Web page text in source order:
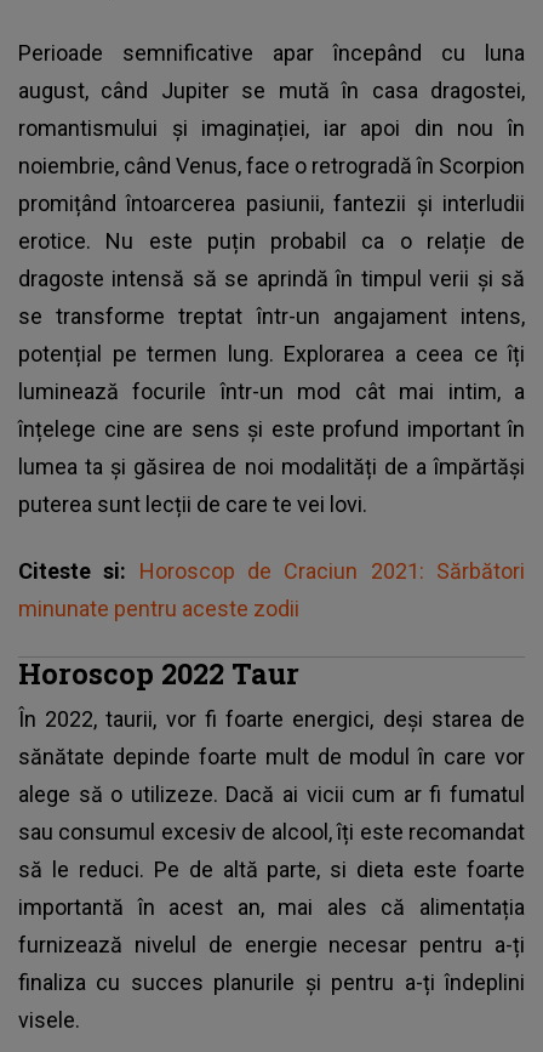
Perioade semnificative apar începând cu luna
august, când Jupiter se mută în casa dragostei,
romantismului și imaginației, iar apoi din nou în
noiembrie, când Venus, face o retrogradă în Scorpion
promițând întoarcerea pasiunii, fantezii și interludii
erotice. Nu este puțin probabil ca o relație de
dragoste intensă să se aprindă în timpul verii și să
se transforme treptat într-un angajament intens,
potențial pe termen lung. Explorarea a ceea ce îți
luminează focurile într-un mod cât mai intim, a
înțelege cine are sens și este profund important în
lumea ta și găsirea de noi modalități de a împărtăși
puterea sunt lecții de care te vei lovi.
Citeste si: Horoscop de Craciun 2021: Sărbători
minunate pentru aceste zodii
Horoscop 2022 Taur
În 2022, taurii, vor fi foarte energici, deși starea de
sănătate depinde foarte mult de modul în care vor
alege să o utilizeze. Dacă ai vicii cum ar fi fumatul
sau consumul excesiv de alcool, îți este recomandat
să le reduci. Pe de altă parte, si dieta este foarte
importantă în acest an, mai ales că alimentația
furnizează nivelul de energie necesar pentru a-ți
finaliza cu succes planurile și pentru a-ți îndeplini
visele.